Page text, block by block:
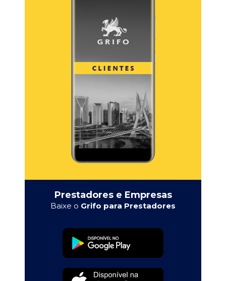
Prestadores e Empresas
Baixe o Grifo para Prestadores